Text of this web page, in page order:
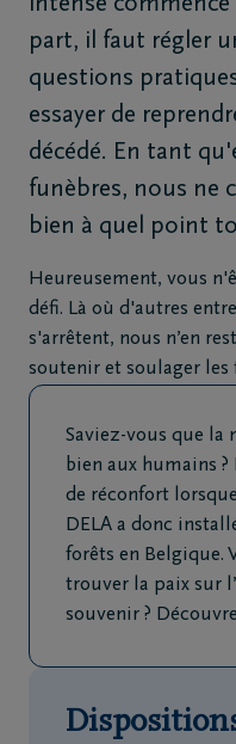
de
décès
Notre
centre
funéraire
fréquemment
posées
Assistance
décès
24h/24
+32
intense
part, il faut régler
questions
essayer de
décédé. En tant
funèbres, nous ne
bien à quel point
Heureusement, vous
défi. Là où d'autres
s'arrêtent, nous n’en
soutenir et soulager
Saviez-vous que la
bien aux humains
de réconfort
DELA a donc
forêts en Belgique.
trouver la paix sur
souvenir ?